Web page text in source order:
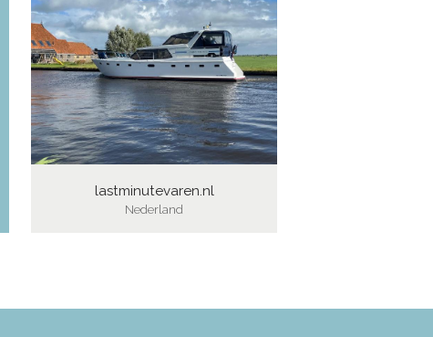
lastminutevaren.nl
Nederland